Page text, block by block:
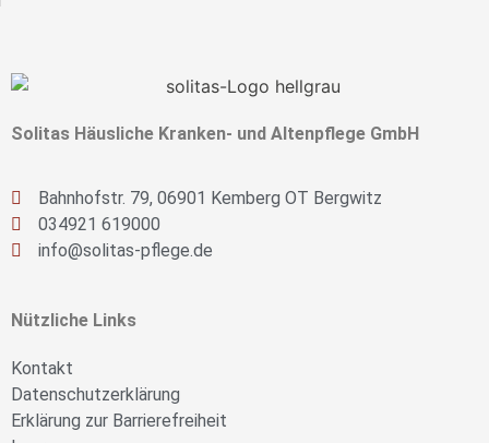
Solitas Häusliche Kranken- und Altenpflege GmbH
Bahnhofstr. 79, 06901 Kemberg OT Bergwitz
034921 619000
info@solitas-pflege.de
Nützliche Links
Kontakt
Datenschutzerklärung
Erklärung zur Barrierefreiheit